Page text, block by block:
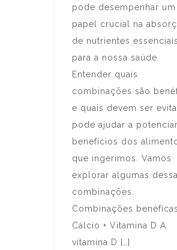
pode desempenhar um
papel crucial na
de nutrientes essenciais
para a nossa saúde.
Entender quais
combinações são
e quais devem ser
pode ajudar a
benefícios dos
que ingerimos. Vamos
explorar algumas
combinações.
Combinações
Cálcio + Vitamina D A
vitamina D […]